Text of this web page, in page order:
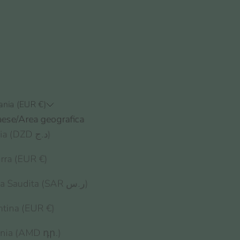
(EUR €)
Area geografica
(EUR €)
(EUR €)
(AMD դր.)